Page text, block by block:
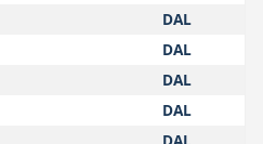
DAL
DAL
DAL
DAL